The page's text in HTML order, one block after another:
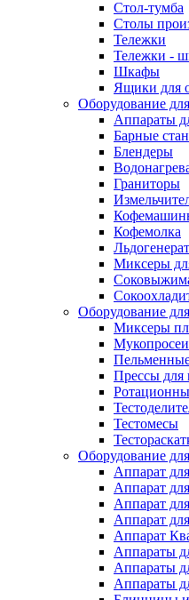
Стол-тумба
Столы
Тележки
Тележки -
Шкафы
Ящики для
Оборудование
Аппараты
Барные
Блендеры
Граниторы
Кофемолка
Миксеры
Оборудование
Миксеры
Прессы
Тестомесы
Оборудование
Аппарат
Аппарат
Аппарат
Аппарат
Аппарат
Аппараты
Аппараты
Аппараты